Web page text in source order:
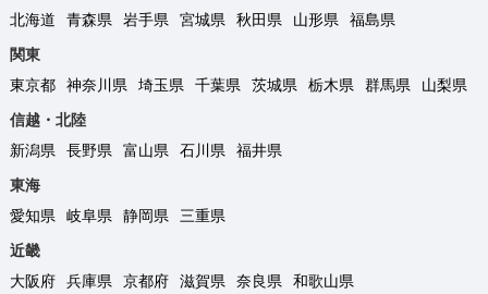
北海道
青森県 岩手県 宮城県 秋田県 山形県
福島県
関東
東京都
神奈川県 埼玉県 千葉県 茨城県 栃木県 群馬県
山梨県
信越・北陸
新潟県
長野県 富山県 石川県
福井県
東海
愛知県
岐阜県 静岡県
三重県
近畿
大阪府
兵庫県 京都府 滋賀県 奈良県
和歌山県